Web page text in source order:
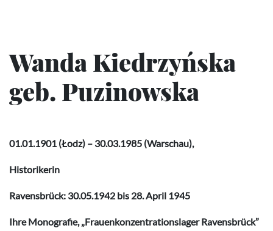
Wanda Kiedrzyńska
geb. Puzinowska
01.01.1901 (Łodz) – 30.03.1985 (Warschau),
Historikerin
Ravensbrück: 30.05.1942 bis 28. April 1945
Ihre Monografie, „Frauenkonzentrationslager Ravensbrück”